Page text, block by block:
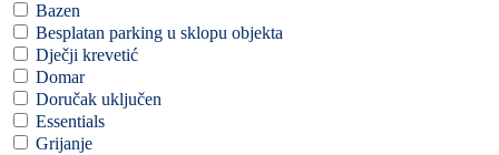
Bazen
Besplatan parking u sklopu objekta
Dječji krevetić
Domar
Doručak uključen
Essentials
Grijanje